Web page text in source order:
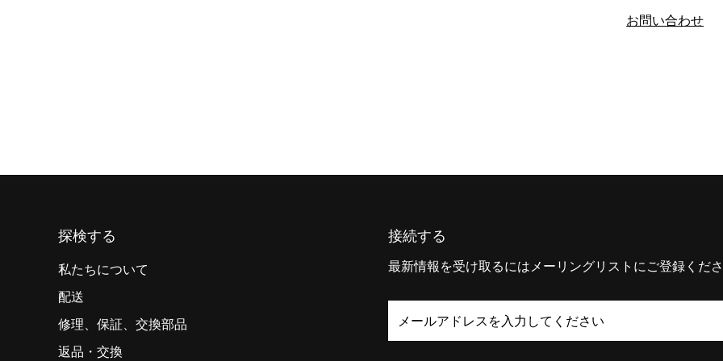
お問い合わせ
探検する
私たちについて
配送
修理、保証、交換部品
返品・交換
接続する
最新情報を受け取るにはメーリングリストにご登録くだ